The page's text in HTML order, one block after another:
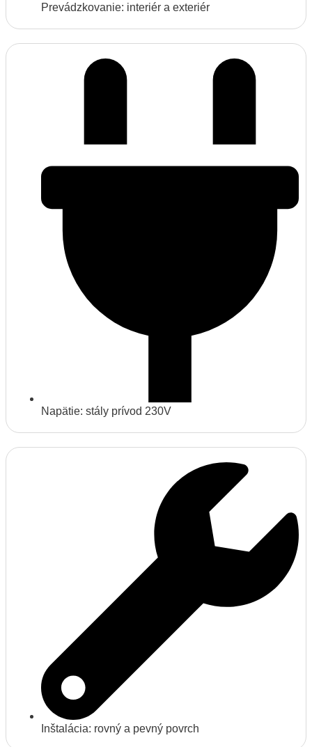
Prevádzkovanie: interiér a exteriér
Napätie: stály prívod 230V
Inštalácia: rovný a pevný povrch